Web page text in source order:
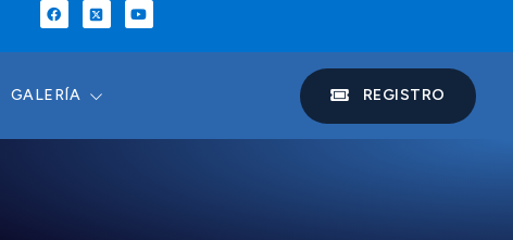
GALERÍA REGISTRO